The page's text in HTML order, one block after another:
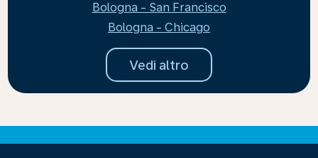
Bologna - San Francisco
Bologna - Chicago
Vedi altro